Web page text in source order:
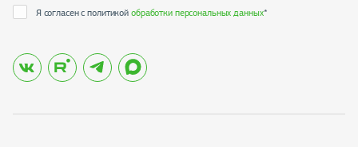
Я согласен с политикойобработки персональных данных*